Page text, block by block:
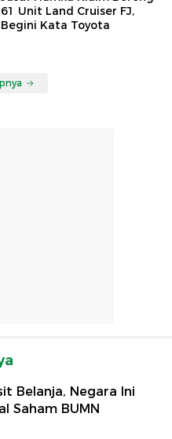
61 Unit Land Cruiser FJ,
Begini Kata Toyota
Belanja, Negara Ini
Saham BUMN